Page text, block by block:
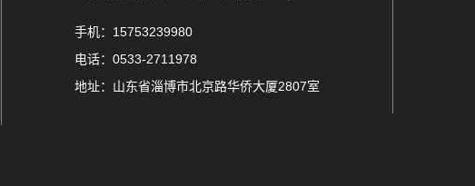
手机：15753239980
电话：0533-2711978
地址：山东省淄博市北京路华侨大厦2807室